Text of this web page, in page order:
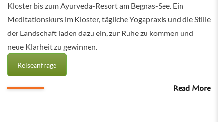
Kloster bis zum Ayurveda-Resort am Begnas-See. Ein
Meditationskurs im Kloster, tägliche Yogapraxis und die Stille
der Landschaft laden dazu ein, zur Ruhe zu kommen und
neue Klarheit zu gewinnen.
Reiseanfrage
Read More